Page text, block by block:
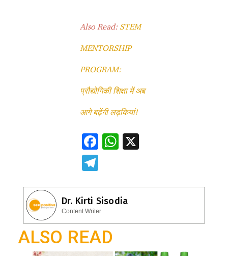
Also Read: STEM
MENTORSHIP
PROGRAM:
प्रौद्योगिकी शिक्षा में अब
आगे बढ़ेंगी लड़कियां!
F
b
o
o
k
W
s
A
p
e
gr
a
m
Dr. Kirti Sisodia
Content Writer
ALSO READ